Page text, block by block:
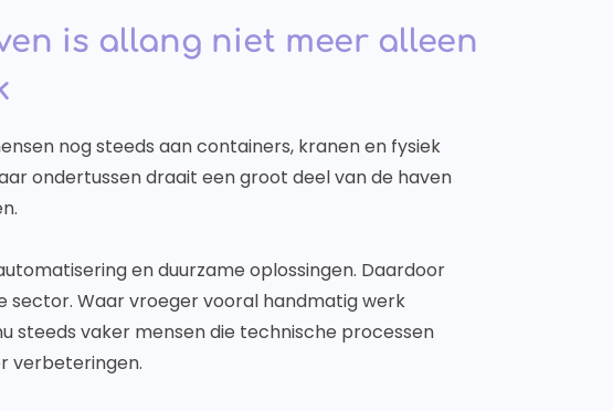
is allang niet meer alleen
nog steeds aan containers, kranen en fysiek
ondertussen draait een groot deel van de haven
en duurzame oplossingen. Daardoor
sector. Waar vroeger vooral handmatig werk
steeds vaker mensen die technische processen
verbeteringen.